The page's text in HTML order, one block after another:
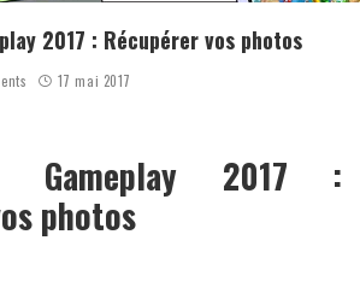
2017 : Récupérer vos photos
17 mai 2017
Gameplay 2017 :
photos